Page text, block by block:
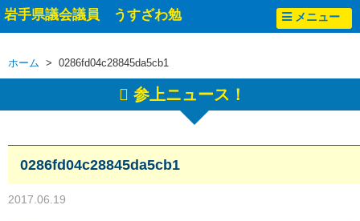
岩手県議会議員 うすざわ勉 メニュー
ホーム > 0286fd04c28845da5cb1
参上ニュース！
0286fd04c28845da5cb1
2017.06.19